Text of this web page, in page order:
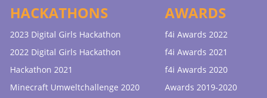
HACKATHONS
2023 Digital Girls Hackathon
2022 Digital Girls Hackathon
Hackathon 2021
Minecraft Umweltchallenge 2020
AWARDS
f4i Awards 2022
f4i Awards 2021
f4i Awards 2020
Awards 2019-2020